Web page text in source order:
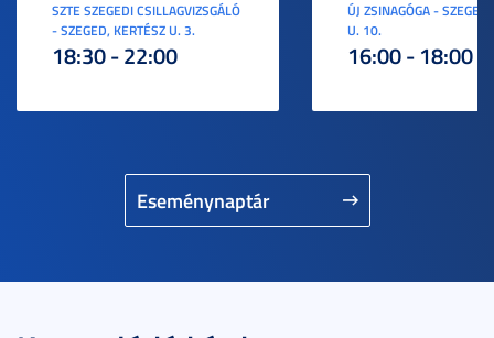
Eseménynaptár
SZTE SZEGEDI CSILLAGVIZSGÁLÓ
- SZEGED, KERTÉSZ U. 3.
18:30 - 22:00
ÚJ ZSINAGÓGA -
U. 10.
16:00 - 18:00